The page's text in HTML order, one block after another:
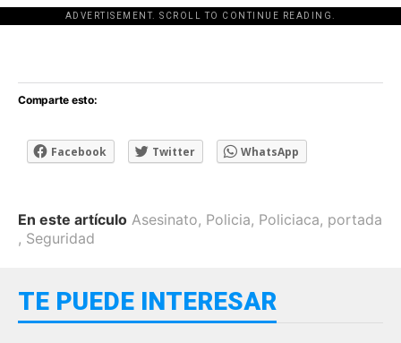
ADVERTISEMENT. SCROLL TO CONTINUE READING.
[adsforwp id="243463"]
Comparte esto:
Facebook Twitter WhatsApp
En este artículo Asesinato, Policia, Policiaca, portada
, Seguridad
TE PUEDE INTERESAR